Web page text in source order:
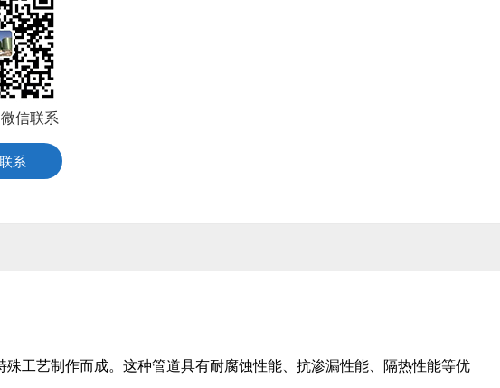
信联系
系
工艺制作而成。这种管道具有耐腐蚀性能、抗渗漏性能、隔热性能等优